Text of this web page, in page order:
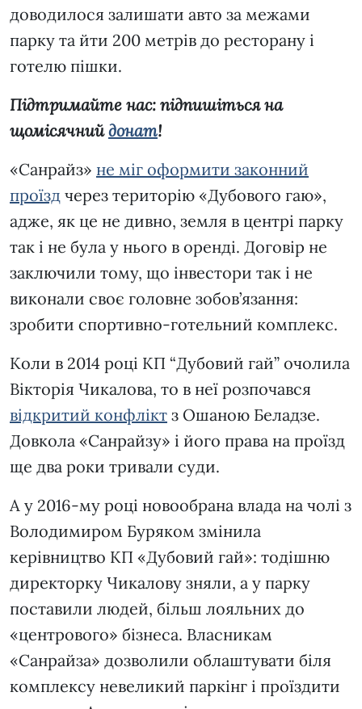
доводилося залишати авто за межами
парку та йти 200 метрів до ресторану і
готелю пішки.
Підтримайте нас: підпишіться на
щомісячнийдонат!
«Санрайз» не міг оформити законний
проїзд через територію «Дубового гаю»,
адже, як це не дивно, земля в центрі парку
так і не була у нього в оренді. Договір не
заключили тому, що інвестори так і не
виконали своє головне зобов’язання:
зробити спортивно-готельний комплекс.
Коли в 2014 році КП “Дубовий гай” очолила
Вікторія Чикалова, то в неї розпочався
відкритий конфлікт з Ошаною Беладзе.
Довкола «Санрайзу» і його права на проїзд
ще два роки тривали суди.
А у 2016-му році новообрана влада на чолі з
Володимиром Буряком змінила
керівництво КП «Дубовий гай»: тодішню
директорку Чикалову зняли, а у парку
поставили людей, більш лояльних до
«центрового» бізнеса. Власникам
«Санрайза» дозволили облаштувати біля
комплексу невеликий паркінг і проїздити